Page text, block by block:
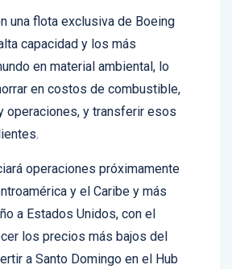
una flota exclusiva de Boeing
capacidad y los más
en material ambiental, lo
en costos de combustible,
operaciones, y transferir esos
operaciones próximamente
y el Caribe y más
a Estados Unidos, con el
los precios más bajos del